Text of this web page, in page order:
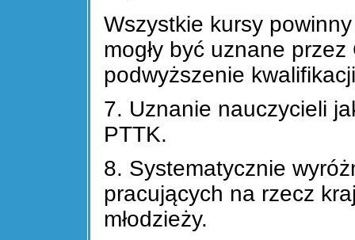
Wszystkie kursy
mogły być uznane
podwyższenie
7. Uznanie nauczycieli
PTTK.
8. Systematycznie
pracujących na rzecz
młodzieży.